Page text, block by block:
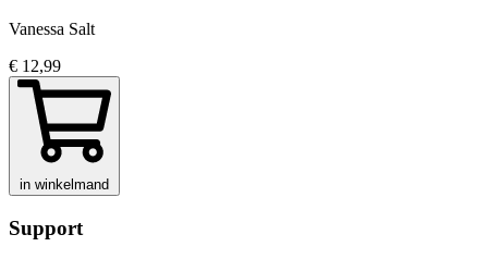
Vanessa Salt
€ 12,99
in winkelmand
Support